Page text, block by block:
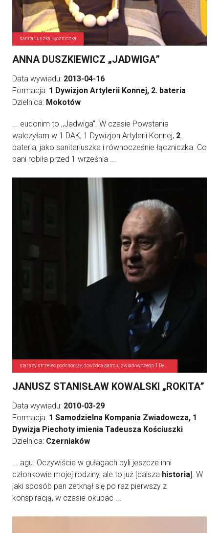
sanitariuszka, łączniczka
ANNA DUSZKIEWICZ „JADWIGA”
Data wywiadu: 2013-04-16
Formacja: 1 Dywizjon Artylerii Konnej, 2. bateria
Dzielnica: Mokotów
... eudonim to ,,Jadwiga”. W czasie Powstania
walczyłam w 1 DAK, 1 Dywizjon Artylerii Konnej, 2.
bateria, jako sanitariuszka i równocześnie łączniczka. Co
pani robiła przed 1 września ...
JANUSZ STANISŁAW KOWALSKI „ROKITA”
Data wywiadu: 2010-03-29
Formacja: 1 Samodzielna Kompania Zwiadowcza, 1
Dywizja Piechoty imienia Tadeusza Kościuszki
Dzielnica: Czerniaków
... agu. Oczywiście w gułagach byli jeszcze inni
członkowie mojej rodziny, ale to już [dalsza historia]. W
jaki sposób pan zetknął się po raz pierwszy z
konspiracją, w czasie okupac ...